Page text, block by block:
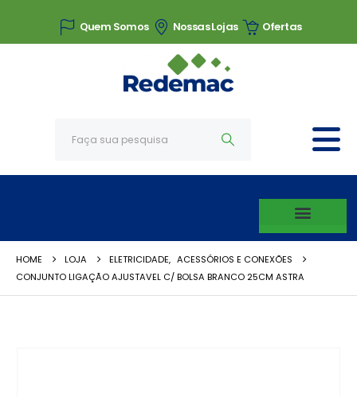
Quem Somos Nossas Lojas Ofertas
HOME LOJA ELETRICIDADE, ACESSÓRIOS E CONEXÕES
CONJUNTO LIGAÇÃO AJUSTAVEL C/ BOLSA BRANCO 25CM ASTRA